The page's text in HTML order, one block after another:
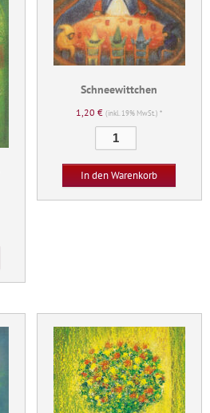
Schneewittchen
1,20€ (inkl. 19% MwSt.) *
Menge
In den Warenkorb